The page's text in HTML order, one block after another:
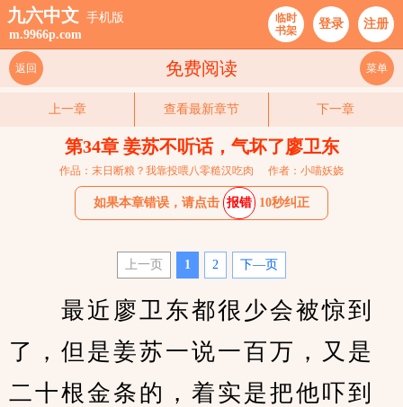
九六中文 手机版
m.9966p.com
临时
书架
登录 注册
免费阅读
返回 菜单
上一章 查看最新章节 下一章
第34章 姜苏不听话，气坏了廖卫东
作品：末日断粮？我靠投喂八零糙汉吃肉 作者：小喵妖娆
如果本章错误，请点击 报错 10秒纠正
上一页 1 2 下—页
最近廖卫东都很少会被惊到
了，但是姜苏一说一百万，又是
二十根金条的，着实是把他吓到